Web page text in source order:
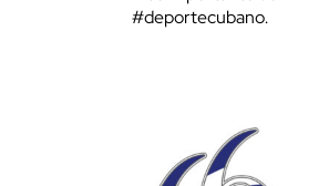
#deportecubano.